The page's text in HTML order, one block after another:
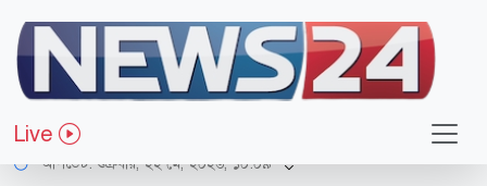
Live
অর্থ-বাণিজ্য
লাফিয়ে বাড়ার পর আজ স্বর্ণের ভরি কত?
আপডেট: শুক্রবার, ২২ মে, ২০২৬, ১০:০৯